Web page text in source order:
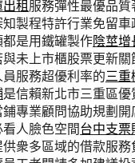
租服務彈性最優品
製程特許行業免留
是用鐵罐製作陰莖增
未上市櫃股票更新
服務超優利率的三重
是信賴新北市三重區
專業顧問協助規劃
人臉色空間台中支票
供衆多區域的借款服